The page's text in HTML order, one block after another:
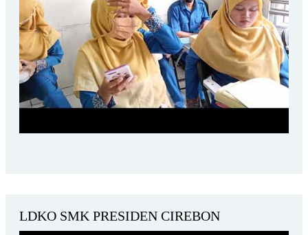
LDKO SMK PRESIDEN CIREBON